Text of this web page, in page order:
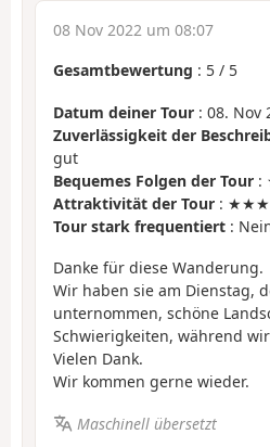
08 Nov 2022 um 08:07
Gesamtbewertung : 5 / 5
Datum deiner Tour : 08. Nov
Zuverlässigkeit der
gut
Bequemes Folgen der Tour :
Attraktivität der Tour :
Tour stark frequentiert :
Danke für diese Wanderung.
Wir haben sie am Dienstag,
unternommen, schöne
Schwierigkeiten, während
Vielen Dank.
Wir kommen gerne wieder.
Maschinell übersetzt